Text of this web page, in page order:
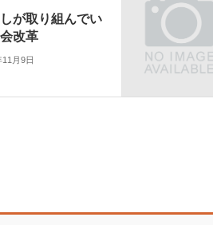
が取り組んでい
改革
11月9日